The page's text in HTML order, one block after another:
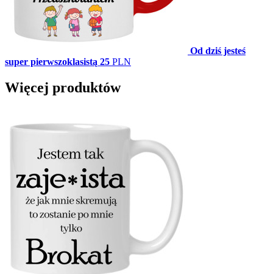
Od dziś jesteś
super pierwszoklasistą 25 PLN
Więcej produktów